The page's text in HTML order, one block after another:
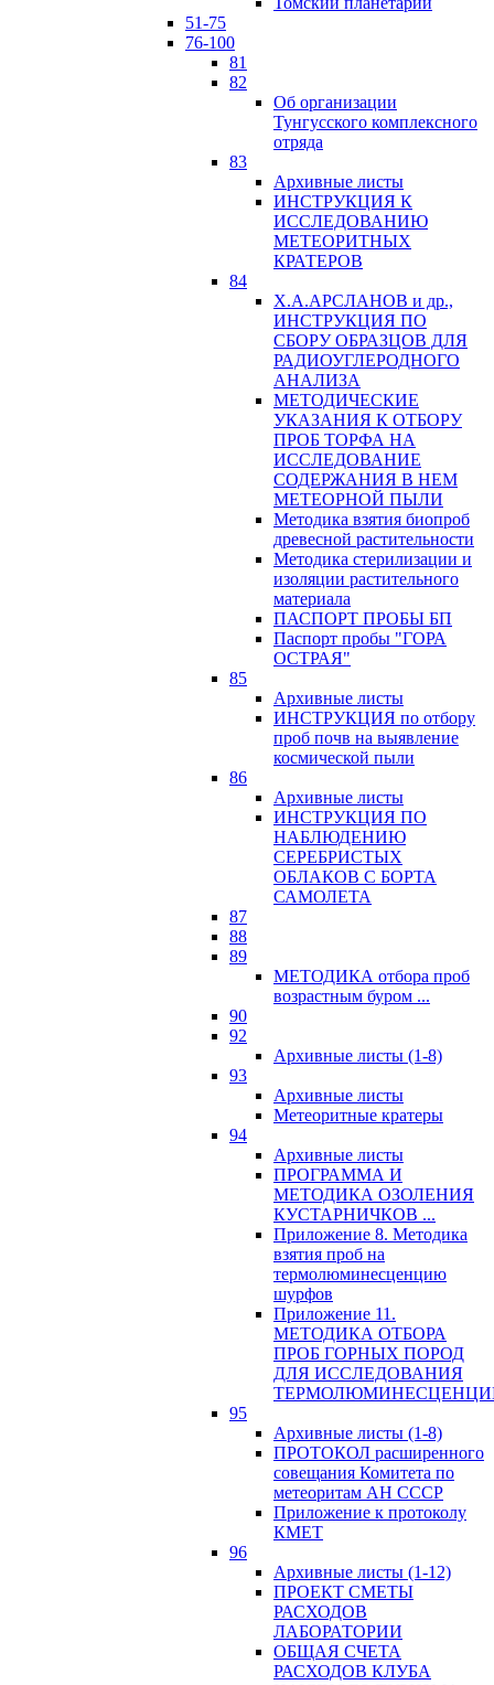
51-75
76-100
81
82
Об организации
Тунгусского комплексного
отряда
83
Архивные листы
ИНСТРУКЦИЯ К
ИССЛЕДОВАНИЮ
МЕТЕОРИТНЫХ
КРАТЕРОВ
84
Х.А.АРСЛАНОВ и др.,
ИНСТРУКЦИЯ ПО
СБОРУ ОБРАЗЦОВ ДЛЯ
РАДИОУГЛЕРОДНОГО
АНАЛИЗА
МЕТОДИЧЕСКИЕ
УКАЗАНИЯ К ОТБОРУ
ПРОБ ТОРФА НА
ИССЛЕДОВАНИЕ
СОДЕРЖАНИЯ В НЕМ
МЕТЕОРНОЙ ПЫЛИ
Методика взятия биопроб
древесной растительности
Методика стерилизации и
изоляции растительного
материала
ПАСПОРТ ПРОБЫ БП
Паспорт пробы "ГОРА
ОСТРАЯ"
85
Архивные листы
ИНСТРУКЦИЯ по отбору
проб почв на выявление
космической пыли
86
Архивные листы
ИНСТРУКЦИЯ ПО
НАБЛЮДЕНИЮ
СЕРЕБРИСТЫХ
ОБЛАКОВ С БОРТА
САМОЛЕТА
87
88
89
МЕТОДИКА отбора проб
возрастным буром ...
90
92
Архивные листы (1-8)
93
Архивные листы
Метеоритные кратеры
94
Архивные листы
ПРОГРАММА И
МЕТОДИКА ОЗОЛЕНИЯ
КУСТАРНИЧКОВ ...
Приложение 8. Методика
взятия проб на
термолюминесценцию
шурфов
Приложение 11.
МЕТОДИКА ОТБОРА
ПРОБ ГОРНЫХ ПОРОД
ДЛЯ ИССЛЕДОВАНИЯ
95
Архивные листы (1-8)
ПРОТОКОЛ расширенного
совещания Комитета по
метеоритам АН СССР
Приложение к протоколу
КМЕТ
96
Архивные листы (1-12)
ПРОЕКТ СМЕТЫ
РАСХОДОВ
ЛАБОРАТОРИИ
ОБЩАЯ СЧЕТА
РАСХОДОВ КЛУБА